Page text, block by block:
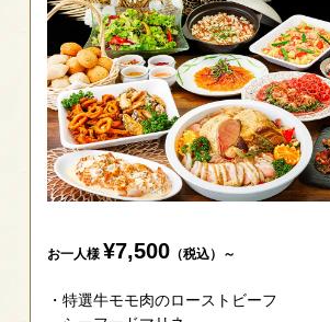
お一人様 ¥7,500（税込）～
特選牛モモ肉のローストビーフ